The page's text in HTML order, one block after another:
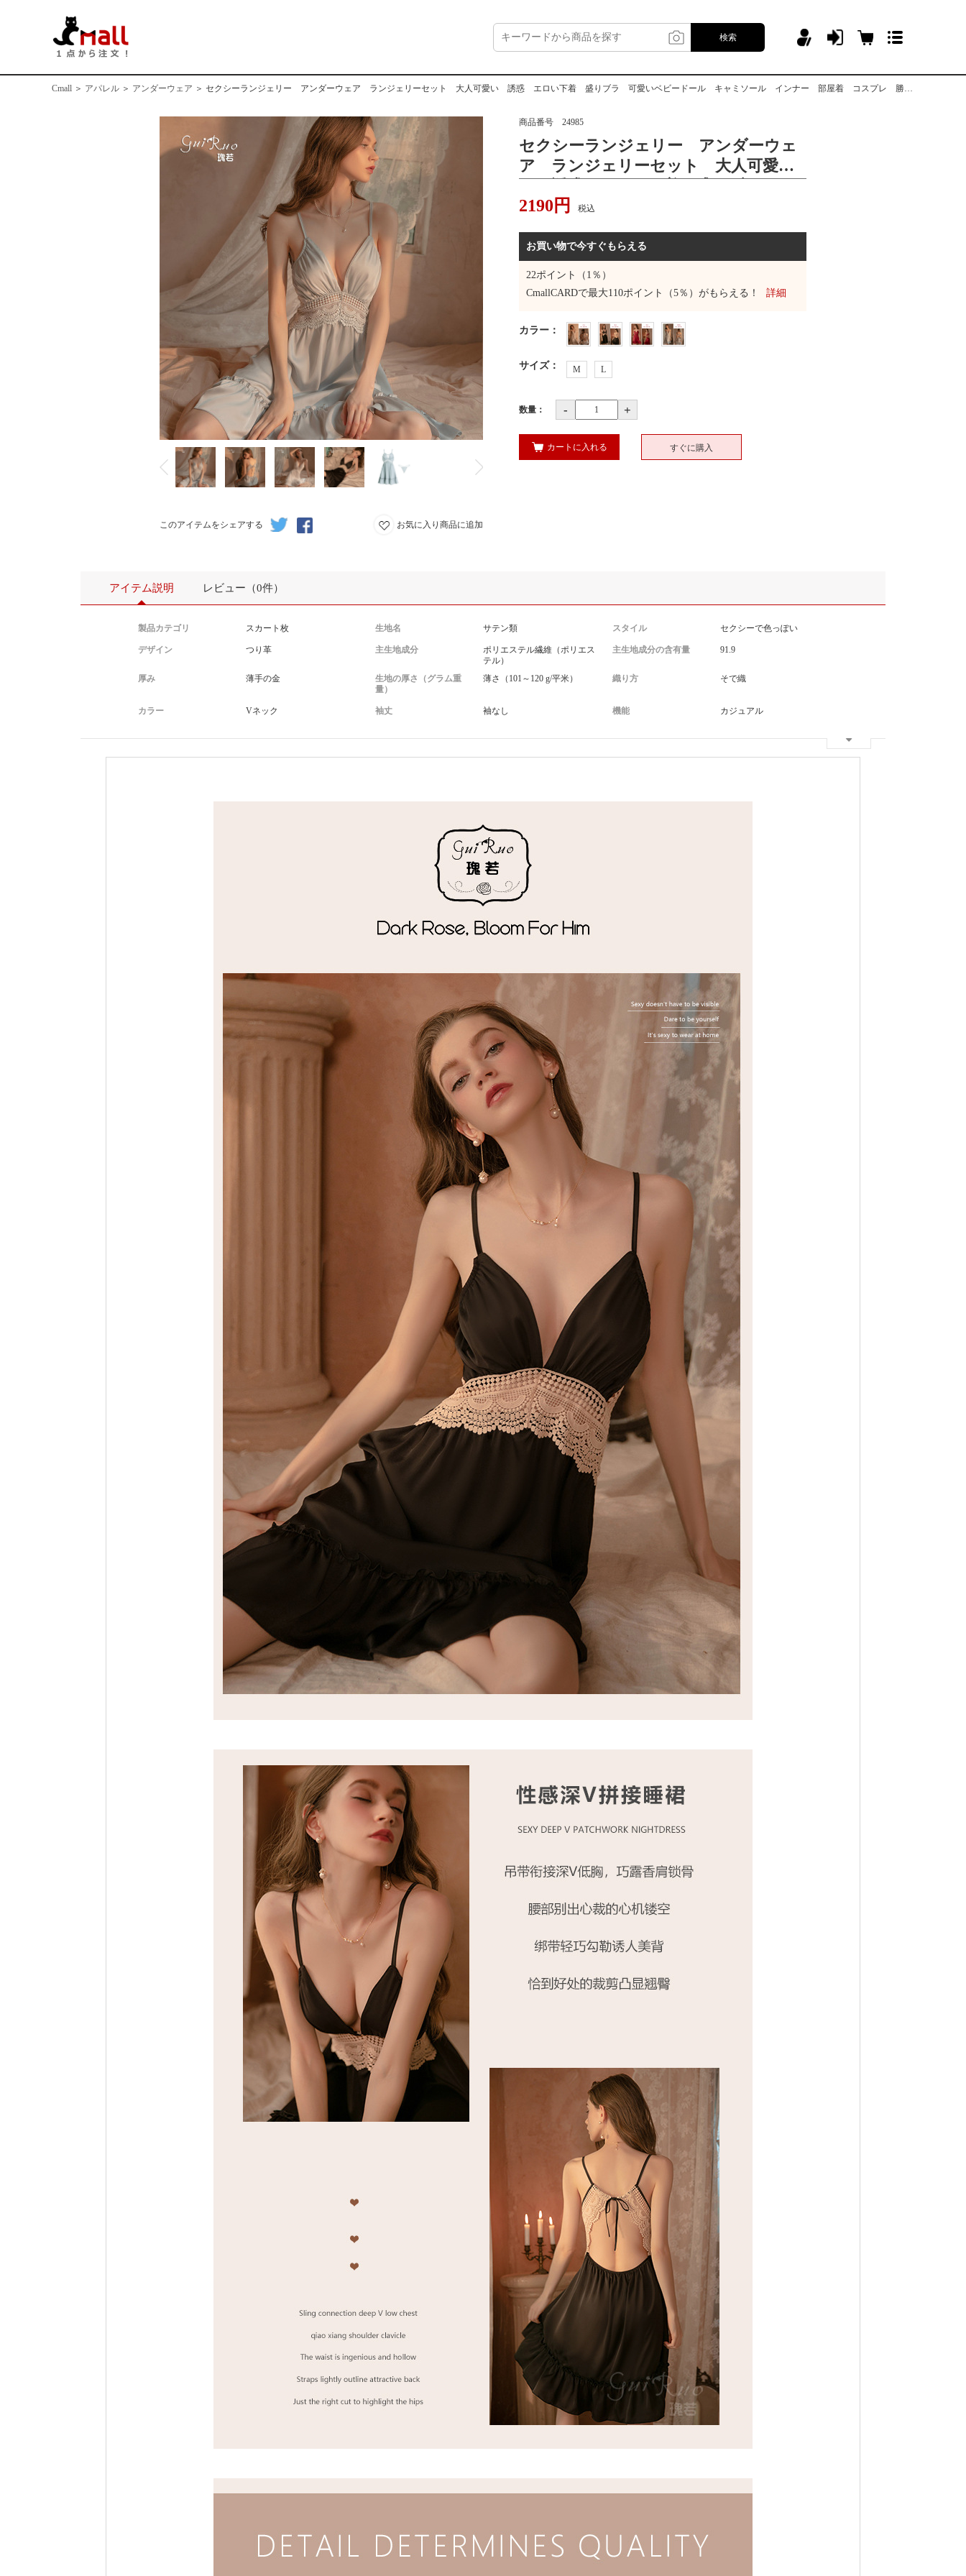
検索
Cmall ＞ アパレル ＞ アンダーウェア ＞ セクシーランジェリー アンダーウェア ランジェリーセット 大人可愛い 誘惑 エロい下着 盛りブラ 可愛いベビードール キャミソール インナー 部屋着 コスプレ 勝負下着 彼氏に喜ばれる
このアイテムをシェアする お気に入り商品に追加
商品番号 24985
セクシーランジェリー アンダーウェ
ア ランジェリーセット 大人可愛
愛いベビードール キャミソール イ
着 彼氏に喜ばれる
2190 円 税込
お買い物で今すぐもらえる
22ポイント（1％）
CmallCARDで最大110ポイント（5％）がもらえる！ 詳細
カラー ：
サイズ： M L
数量： - +
カートに入れる すぐに購入
アイテム説明 レビュー（0件）
製品カテゴリ スカート枚 生地名 サテン類 スタイル セクシーで色っぽい
デザイン つり革 主生地成分
ポリエステル繊維（ポリエス
テル）
主生地成分の含有量 91.9
厚み 薄手の金
生地の厚さ（グラム重
量）
薄さ（101～120 g/平米） 織り方 そで織
カラー Vネック 袖丈 袖なし 機能 カジュアル